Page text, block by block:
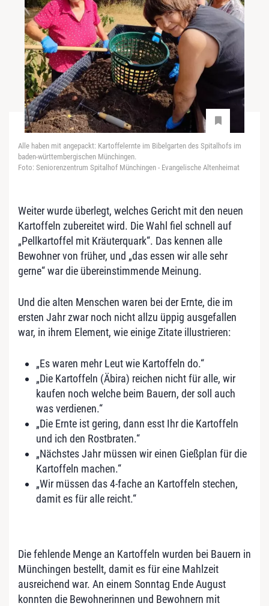
Alle haben mit angepackt: Kartoffelernte im Bibelgarten des Spitalhofs im
baden-württembergischen Münchingen.
Foto: Seniorenzentrum Spitalhof Münchingen - Evangelische Altenheimat
Weiter wurde überlegt, welches Gericht mit den neuen
Kartoffeln zubereitet wird. Die Wahl fiel schnell auf
„Pellkartoffel mit Kräuterquark“. Das kennen alle
Bewohner von früher, und „das essen wir alle sehr
gerne“ war die übereinstimmende Meinung.
Und die alten Menschen waren bei der Ernte, die im
ersten Jahr zwar noch nicht allzu üppig ausgefallen
war, in ihrem Element, wie einige Zitate illustrieren:
„Es waren mehr Leut wie Kartoffeln do.“
„Die Kartoffeln (Äbira) reichen nicht für alle, wir
kaufen noch welche beim Bauern, der soll auch
was verdienen.“
„Die Ernte ist gering, dann esst Ihr die Kartoffeln
und ich den Rostbraten.“
„Nächstes Jahr müssen wir einen Gießplan für die
Kartoffeln machen.“
„Wir müssen das 4-fache an Kartoffeln stechen,
damit es für alle reicht.“
Die fehlende Menge an Kartoffeln wurden bei Bauern in
Münchingen bestellt, damit es für eine Mahlzeit
ausreichend war. An einem Sonntag Ende August
konnten die Bewohnerinnen und Bewohnern mit